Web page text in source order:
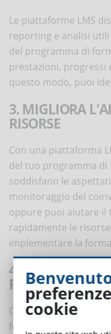
Le piattaforme LMS
reporting e analisi
del programma di
prestazioni, progressi
questo modo, puoi
3. MIGLIORA
RISORSE
Con una piattaforma
del tuo programma di
soddisfano le
monitoraggio del
oppure puoi aiutare il
rapidamente le
implementare la
4.
FORMAZIONE
Con un LMS è
formazione ad hoc, in
cookie